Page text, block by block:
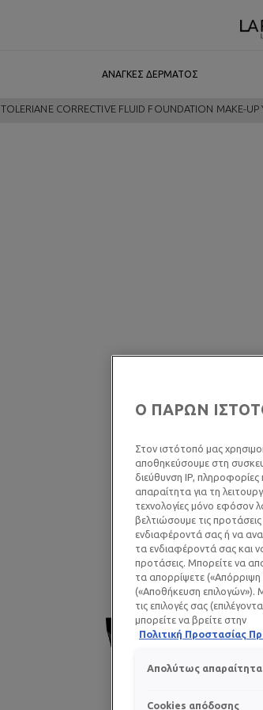
ΑΝΑΓΚΕΣ ΔΕΡΜΑΤΟΣ
TOLERIANE CORRECTIVE FLUID FOUNDATION MAKE-
Ο ΠΑΡΩΝ
Στον ιστότοπό μας
αποθηκεύσουμε στη
διεύθυνση IP,
απαραίτητα για τη
τεχνολογίες μόνο εφόσον
βελτιώσουμε τις
ενδιαφέροντά σας ή να
τα ενδιαφέροντά σας και
προτάσεις. Μπορείτε να
τα απορρίψετε («Απόρριψη
(«Αποθήκευση επιλογών»).
τις επιλογές σας
μπορείτε να βρείτε στην
Πολιτική Προστασίας
Απολύτως
Cookies απόδοσης